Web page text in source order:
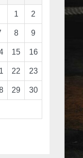
1 2
8 9
15 16
22 23
29 30